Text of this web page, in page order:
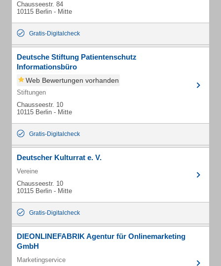
Chausseestr. 84
10115 Berlin - Mitte
Gratis-Digitalcheck
Deutsche Stiftung Patientenschutz
Informationsbüro
Web Bewertungen vorhanden
Stiftungen
Chausseestr. 10
10115 Berlin - Mitte
Gratis-Digitalcheck
Deutscher Kulturrat e. V.
Vereine
Chausseestr. 10
10115 Berlin - Mitte
Gratis-Digitalcheck
DIEONLINEFABRIK Agentur für Onlinemarketing
GmbH
Marketingservice